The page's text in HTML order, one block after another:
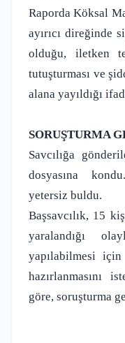
Raporda Köksal
ayırıcı direğinde
olduğu, iletken
tutuşturması ve
alana yayıldığı
SORUŞTURMA
Savcılığa
dosyasına
yetersiz buldu.
Başsavcılık, 15
yaralandığı
yapılabilmesi
hazırlanmasını
göre, soruşturma